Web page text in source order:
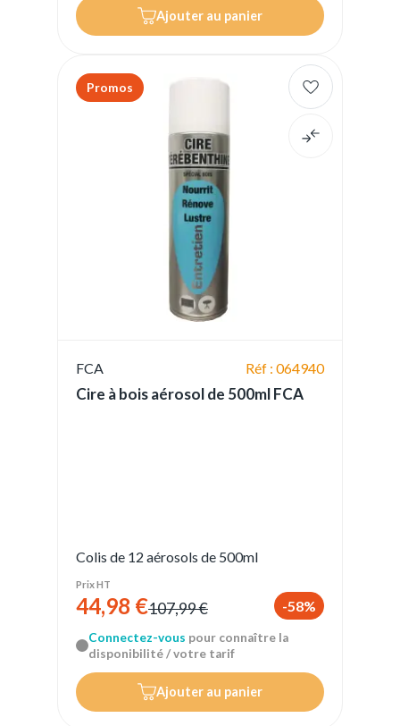
Ajouter au panier
Promos
FCA Réf : 064940
Cire à bois aérosol de 500ml FCA
Colis de 12 aérosols de 500ml
Prix HT
44,98 €107,99 € -58%
Connectez-vous pour connaître la
disponibilité / votre tarif
Ajouter au panier